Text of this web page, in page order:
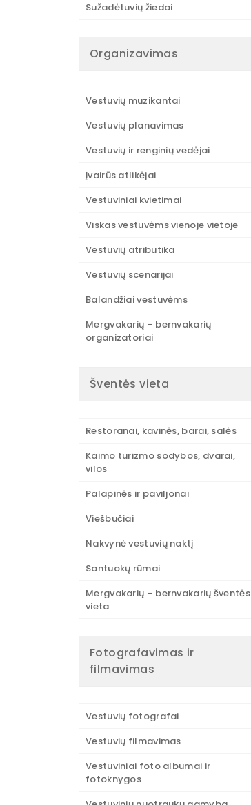
Sužadėtuvių žiedai
Organizavimas
Vestuvių muzikantai
Vestuvių planavimas
Vestuvių ir renginių vedėjai
Įvairūs atlikėjai
Vestuviniai kvietimai
Viskas vestuvėms vienoje vietoje
Vestuvių atributika
Vestuvių scenarijai
Balandžiai vestuvėms
Mergvakarių – bernvakarių
organizatoriai
Šventės vieta
Restoranai, kavinės, barai, salės
Kaimo turizmo sodybos, dvarai,
vilos
Palapinės ir paviljonai
Viešbučiai
Nakvynė vestuvių naktį
Santuokų rūmai
Mergvakarių – bernvakarių šventės
vieta
Fotografavimas ir
filmavimas
Vestuvių fotografai
Vestuvių filmavimas
Vestuviniai foto albumai ir
fotoknygos